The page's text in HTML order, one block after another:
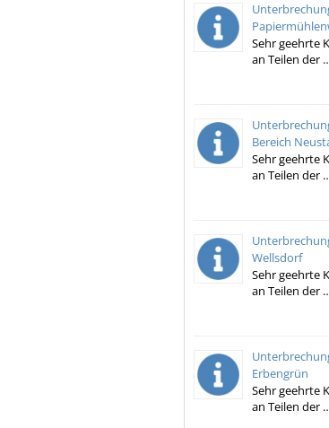
Sehr geehrte
an Teilen der
Bereich
Sehr geehrte
an Teilen der
Wellsdorf
Sehr geehrte
an Teilen der
Erbengrün
Sehr geehrte
an Teilen der